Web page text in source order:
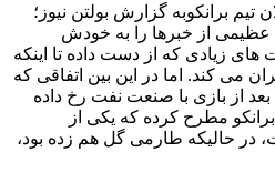
تیم برانکوبه گزارش بولتن نیوز؛
از خبرها را به خودش
زیادی که از دست داده تا اینکه
می کند. اما در این بین اتفاقی که
بعد از بازی با صنعت نفت رخ داده
مطرح کرده که یکی از
در حالیکه طارمی گل هم زده بود،